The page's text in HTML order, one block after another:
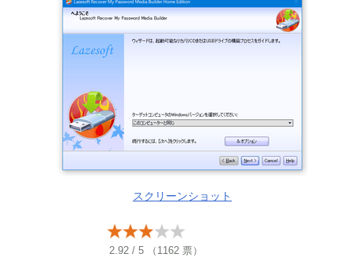
スクリーンショット
2.92 / 5 （ 1162 票）